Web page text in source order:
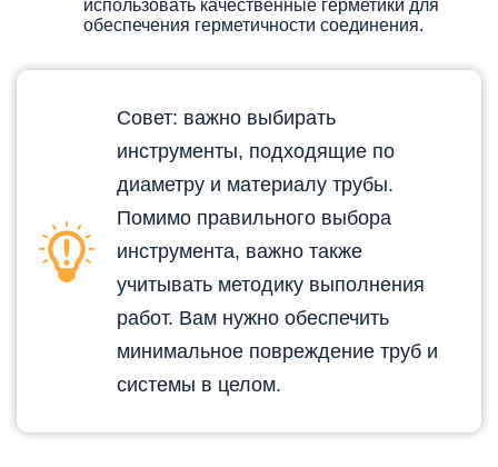
использовать качественные герметики для
обеспечения герметичности соединения.
Совет: важно выбирать
инструменты, подходящие по
диаметру и материалу трубы.
Помимо правильного выбора
инструмента, важно также
учитывать методику выполнения
работ. Вам нужно обеспечить
минимальное повреждение труб и
системы в целом.